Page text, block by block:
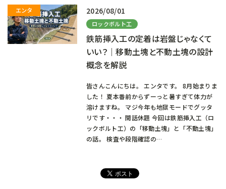
2026/08/01
ロックボルト工
鉄筋挿入工の定着は岩盤じゃなくて
いい？｜移動土塊と不動土塊の設計
概念を解説
皆さんこんにちは。 エンタです。 8月始まりま
した！ 夏本番前からずーっと暑すぎて体力が
溶けますね。 マジ今年も地獄モードでグッタ
リです・・・ 閑話休題 今回は鉄筋挿入工（ロ
ックボルト工）の「移動土塊」と「不動土塊」
の話。 検査や段階確認の…